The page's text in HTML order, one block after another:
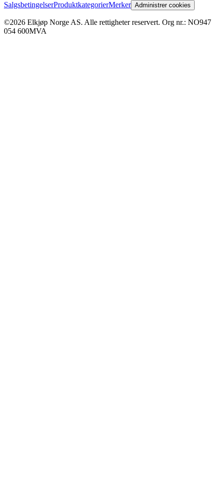
SalgsbetingelserProduktkategorierMerker Administrer cookies
©2026 Elkjøp Norge AS. Alle rettigheter reservert. Org nr.: NO947
054 600MVA